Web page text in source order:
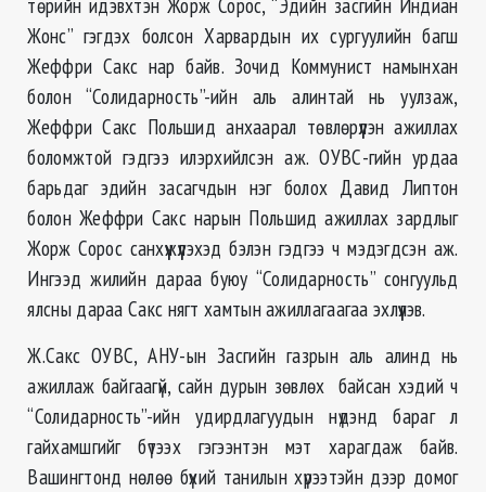
Жонс” гэгдэх болсон Харвардын их сургуулийн багш
Жеффри Сакс нар байв. Зочид Коммунист намынхан
болон “Солидарность”-ийн аль алинтай нь уулзаж,
Жеффри Сакс Польшид анхаарал төвлөрүүлэн ажиллах
боломжтой гэдгээ илэрхийлсэн аж. ОУВС-гийн урдаа
барьдаг эдийн засагчдын нэг болох Давид Липтон
болон Жеффри Сакс нарын Польшид ажиллах зардлыг
Жорж Сорос санхүүжүүлэхэд бэлэн гэдгээ ч мэдэгдсэн аж.
Ингээд жилийн дараа буюу “Солидарность” сонгуульд
ялсны дараа Сакс нягт хамтын ажиллагаагаа эхлүүлэв.
Ж.Сакс ОУВС, АНУ-ын Засгийн газрын аль алинд нь
ажиллаж байгаагүй, сайн дурын зөвлөх байсан хэдий ч
“Солидарность”-ийн удирдлагуудын нүдэнд бараг л
гайхамшгийг бүтээх гэгээнтэн мэт харагдаж байв.
Вашингтонд нөлөө бүхий танилын хүрээтэйн дээр домог